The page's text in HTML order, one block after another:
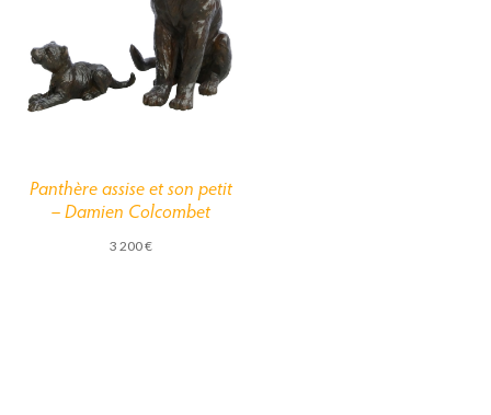
Panthère assise et son petit
– Damien Colcombet
3 200€